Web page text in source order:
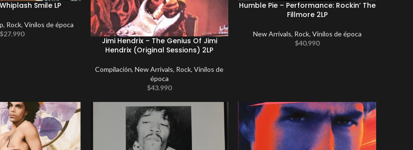
Smile LP
, Rock, Vinilos de época
$27.990
Jimi Hendrix – The Genius Of Jimi
Hendrix (Original Sessions) 2LP
Compilación,New Arrivals, Rock,Vinilos de
época
$43.990
Humble Pie – Performance: Rockin’ The
Fillmore 2LP
New Arrivals, Rock, Vinilos de época
$40.990